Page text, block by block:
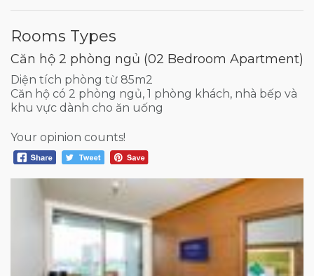
Rooms Types
Căn hộ 2 phòng ngủ (02 Bedroom Apartment)
Diện tích phòng từ 85m2
Căn hộ có 2 phòng ngủ, 1 phòng khách, nhà bếp và
khu vực dành cho ăn uống
Your opinion counts!